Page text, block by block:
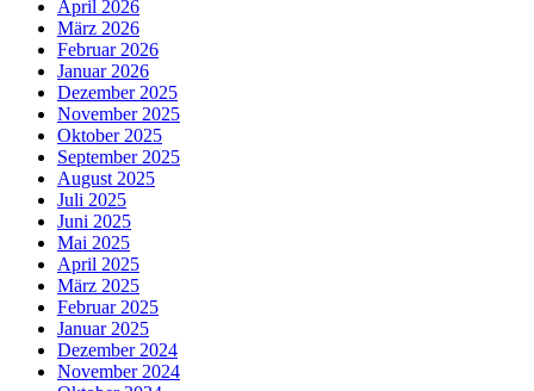
April 2026
März 2026
Februar 2026
Januar 2026
Dezember 2025
November 2025
Oktober 2025
September 2025
August 2025
Juli 2025
Juni 2025
Mai 2025
April 2025
März 2025
Februar 2025
Januar 2025
Dezember 2024
November 2024